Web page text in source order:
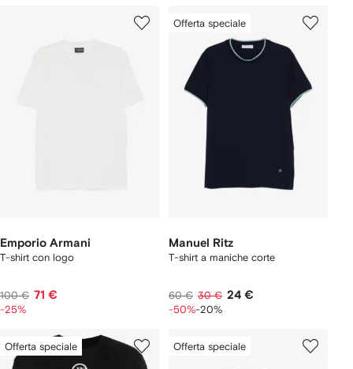
Emporio Armani
T-shirt con logo
100 € 71 €
-25%
Offerta speciale
Manuel Ritz
T-shirt a maniche corte
60 € 30 € 24 €
-50%-20%
Offerta speciale Offerta speciale